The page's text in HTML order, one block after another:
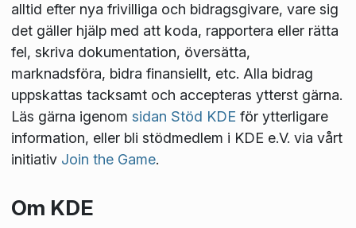
alltid efter nya frivilliga och bidragsgivare, vare sig
det gäller hjälp med att koda, rapportera eller rätta
fel, skriva dokumentation, översätta,
marknadsföra, bidra finansiellt, etc. Alla bidrag
uppskattas tacksamt och accepteras ytterst gärna.
Läs gärna igenom sidan Stöd KDE för ytterligare
information, eller bli stödmedlem i KDE e.V. via vårt
initiativ Join the Game.
Om KDE